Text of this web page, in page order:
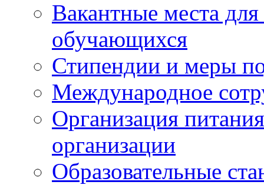
Вакантные места
обучающихся
Стипендии и меры
Международное
Организация
организации
Образовательные